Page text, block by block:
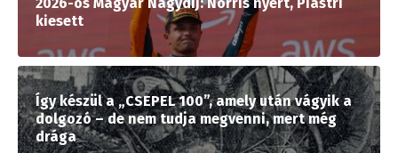
kiesett
Így készül a „CSEPEL 100”, amely után vágyik a
dolgozó – de nem tudja megvenni, mert még
drága